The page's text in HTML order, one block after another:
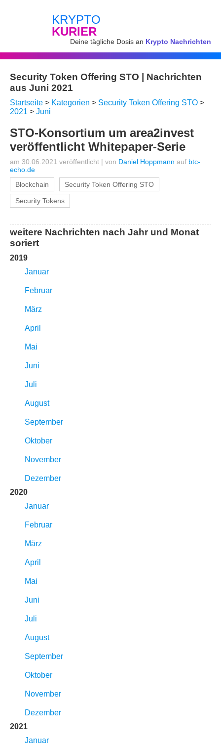
KRYPTO
KURIER
Deine tägliche Dosis an Krypto Nachrichten
Security Token Offering STO | Nachrichten
aus Juni 2021
Startseite > Kategorien > Security Token Offering STO >
2021 > Juni
STO-Konsortium um area2invest
veröffentlicht Whitepaper-Serie
am 30.06.2021 veröffentlicht | von Daniel Hoppmann auf btc-
echo.de
Blockchain
Security Token Offering STO
Security Tokens
weitere Nachrichten nach Jahr und Monat
soriert
2019
Januar
Februar
März
April
Mai
Juni
Juli
August
September
Oktober
November
Dezember
2020
Januar
Februar
März
April
Mai
Juni
Juli
August
September
Oktober
November
Dezember
2021
Januar